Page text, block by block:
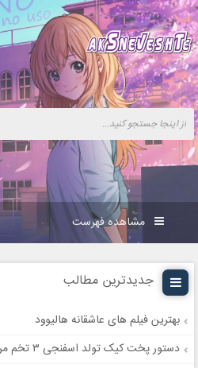
مشاهده فهرست
جدیدترین مطالب
بهترین فیلم های عاشقانه هالیوود
دستور پخت کیک تولد اسفنجی ۳ تخم مرغی